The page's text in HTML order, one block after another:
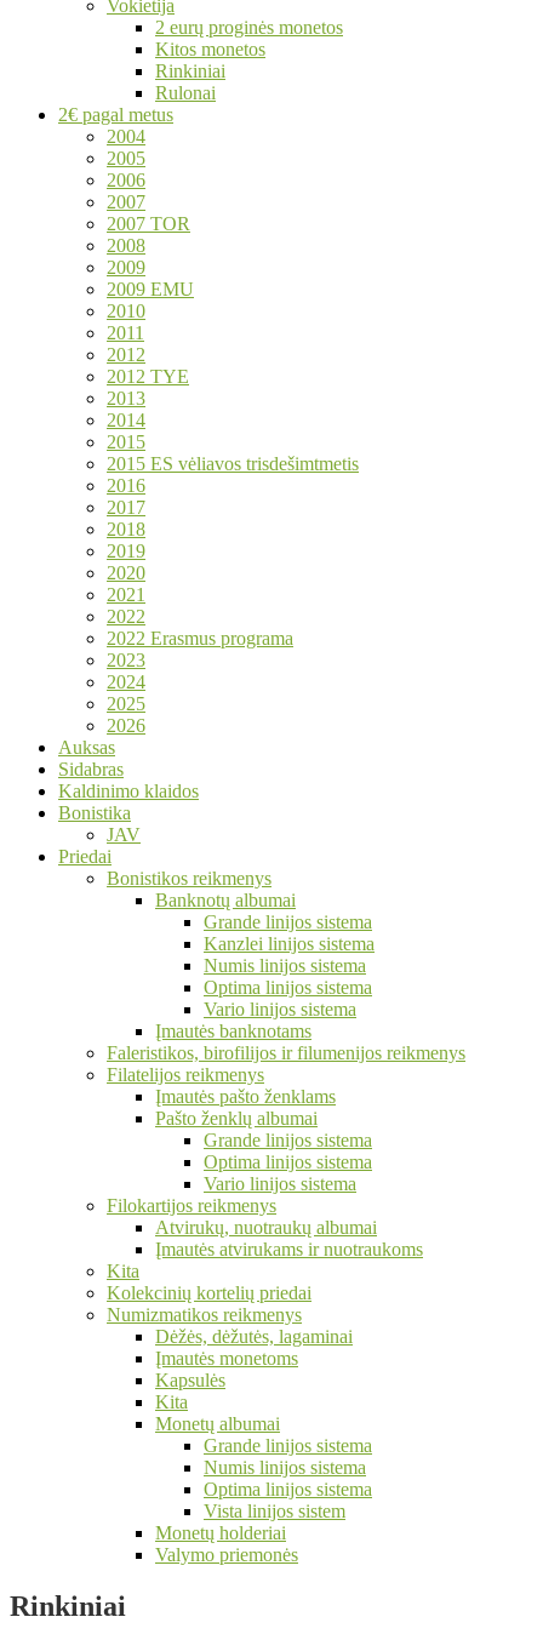
Vokietija
2 eurų proginės monetos
Kitos monetos
Rinkiniai
Rulonai
2€ pagal metus
2004
2005
2006
2007
2007 TOR
2008
2009
2009 EMU
2010
2011
2012
2012 TYE
2013
2014
2015
2015 ES vėliavos trisdešimtmetis
2016
2017
2018
2019
2020
2021
2022
2022 Erasmus programa
2023
2024
2025
2026
Auksas
Sidabras
Kaldinimo klaidos
Bonistika
JAV
Priedai
Bonistikos reikmenys
Banknotų albumai
Grande linijos sistema
Kanzlei linijos sistema
Numis linijos sistema
Optima linijos sistema
Vario linijos sistema
Įmautės banknotams
Faleristikos, birofilijos ir filumenijos reikmenys
Filatelijos reikmenys
Įmautės pašto ženklams
Pašto ženklų albumai
Grande linijos sistema
Optima linijos sistema
Vario linijos sistema
Filokartijos reikmenys
Atvirukų, nuotraukų albumai
Įmautės atvirukams ir nuotraukoms
Kita
Kolekcinių kortelių priedai
Numizmatikos reikmenys
Dėžės, dėžutės, lagaminai
Įmautės monetoms
Kapsulės
Kita
Monetų albumai
Grande linijos sistema
Numis linijos sistema
Optima linijos sistema
Vista linijos sistem
Monetų holderiai
Valymo priemonės
Rinkiniai